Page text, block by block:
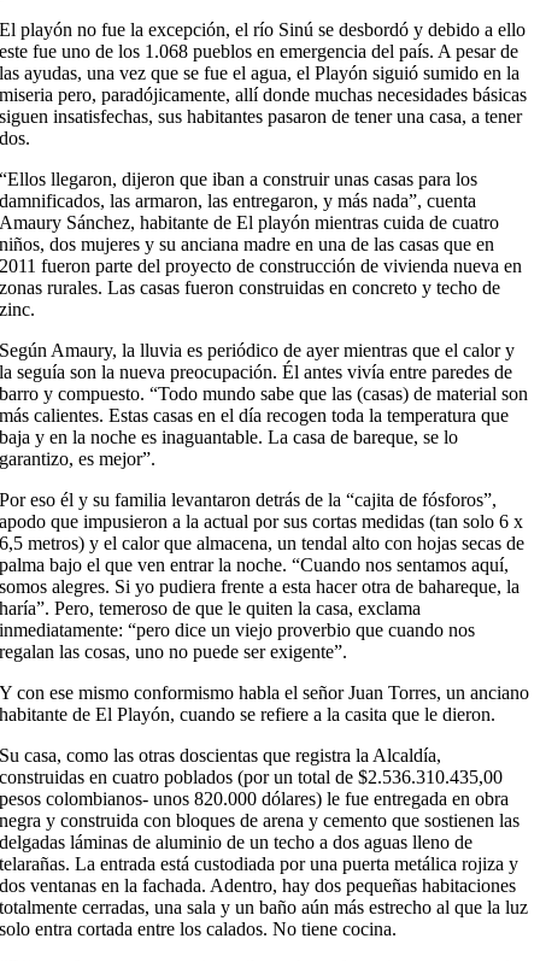
playón no fue la excepción, el río Sinú se desbordó y debido a ello
fue uno de los 1.068 pueblos en emergencia del país. A pesar de
ayudas, una vez que se fue el agua, el Playón siguió sumido en la
pero, paradójicamente, allí donde muchas necesidades básicas
insatisfechas, sus habitantes pasaron de tener una casa, a tener
llegaron, dijeron que iban a construir unas casas para los
las armaron, las entregaron, y más nada”, cuenta
Sánchez, habitante de El playón mientras cuida de cuatro
dos mujeres y su anciana madre en una de las casas que en
fueron parte del proyecto de construcción de vivienda nueva en
rurales. Las casas fueron construidas en concreto y techo de
Amaury, la lluvia es periódico de ayer mientras que el calor y
seguía son la nueva preocupación. Él antes vivía entre paredes de
y compuesto. “Todo mundo sabe que las (casas) de material son
calientes. Estas casas en el día recogen toda la temperatura que
y en la noche es inaguantable. La casa de bareque, se lo
es mejor”.
eso él y su familia levantaron detrás de la “cajita de fósforos”,
que impusieron a la actual por sus cortas medidas (tan solo 6 x
metros) y el calor que almacena, un tendal alto con hojas secas de
bajo el que ven entrar la noche. “Cuando nos sentamos aquí,
alegres. Si yo pudiera frente a esta hacer otra de bahareque, la
Pero, temeroso de que le quiten la casa, exclama
“pero dice un viejo proverbio que cuando nos
las cosas, uno no puede ser exigente”.
con ese mismo conformismo habla el señor Juan Torres, un anciano
de El Playón, cuando se refiere a la casita que le dieron.
casa, como las otras doscientas que registra la Alcaldía,
en cuatro poblados (por un total de $2.536.310.435,00
colombianos- unos 820.000 dólares) le fue entregada en obra
y construida con bloques de arena y cemento que sostienen las
láminas de aluminio de un techo a dos aguas lleno de
La entrada está custodiada por una puerta metálica rojiza y
ventanas en la fachada. Adentro, hay dos pequeñas habitaciones
cerradas, una sala y un baño aún más estrecho al que la luz
entra cortada entre los calados. No tiene cocina.